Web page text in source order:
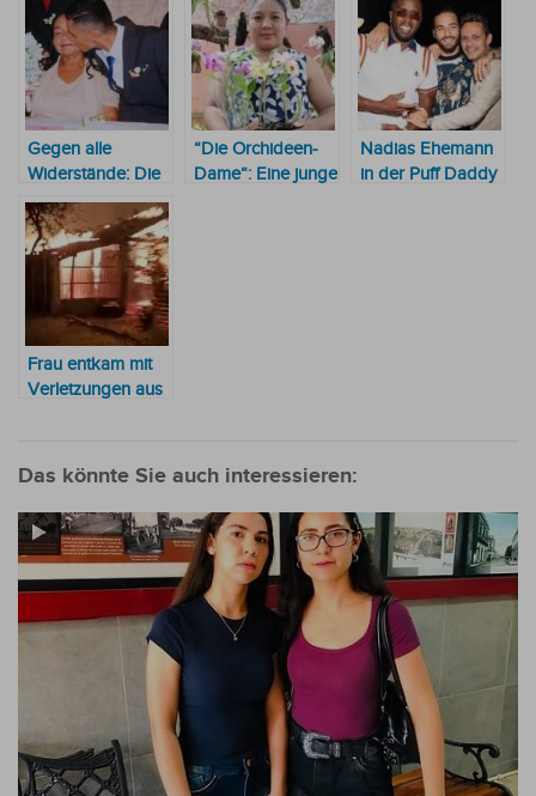
Gegen alle
Widerstände: Die
63-Jährige und ihr
32 Jahre jüngerer
Ehemann
“Die Orchideen-
Dame“: Eine junge
Nadias Ehemann
in der Puff Daddy
Frau entkam mit
Verletzungen aus
Brand gesteckt
Das könnte Sie auch interessieren: